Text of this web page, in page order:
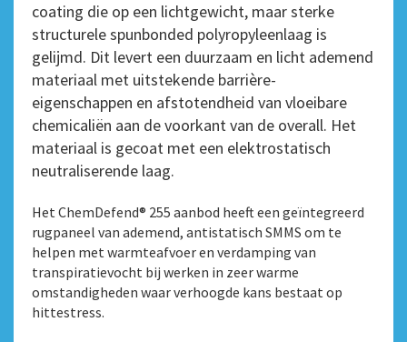
coating die op een lichtgewicht, maar sterke
structurele spunbonded polyropyleenlaag is
gelijmd. Dit levert een duurzaam en licht ademend
materiaal met uitstekende barrière-
eigenschappen en afstotendheid van vloeibare
chemicaliën aan de voorkant van de overall. Het
materiaal is gecoat met een elektrostatisch
neutraliserende laag.
Het ChemDefend® 255 aanbod heeft een geïntegreerd
rugpaneel van ademend, antistatisch SMMS om te
helpen met warmteafvoer en verdamping van
transpiratievocht bij werken in zeer warme
omstandigheden waar verhoogde kans bestaat op
hittestress.